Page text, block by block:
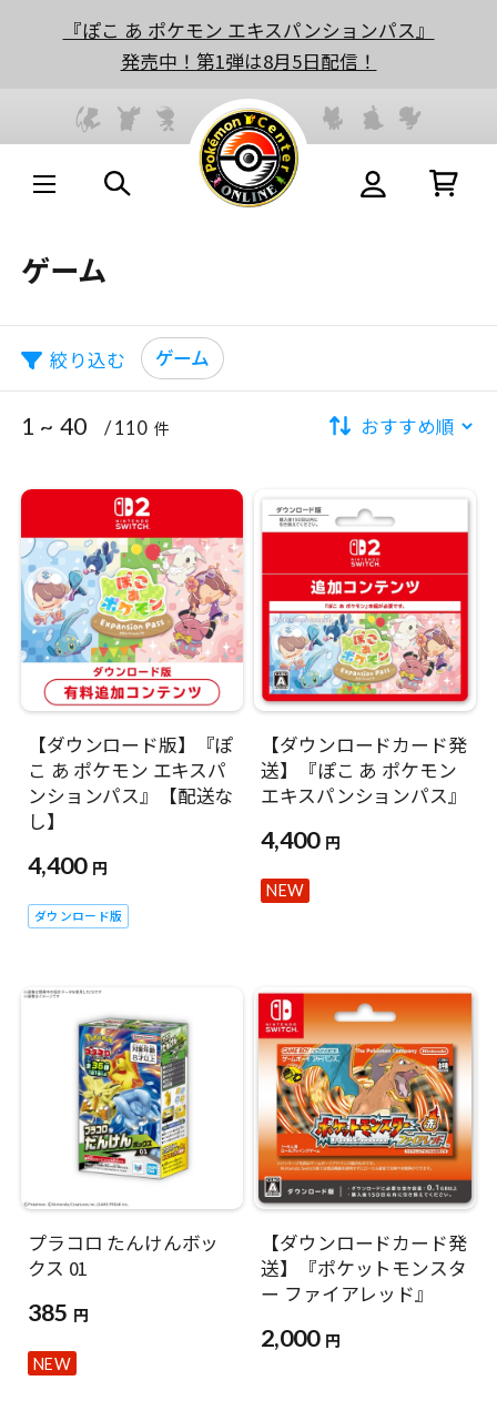
『ぽこ あ ポケモン エキスパンションパス』
発売中！第1弾は8月5日配信！
ゲーム
絞り込む ゲーム
1 ~ 40 / 110 件
【ダウンロード版】『ぽ
こ あ ポケモン エキスパ
ンションパス』【配送な
し】
4,400 円
ダウンロード版
【ダウンロードカード発
送】『ぽこ あ ポケモン
エキスパンションパス』
4,400 円
NEW
プラコロ たんけんボッ
クス 01
385 円
NEW
【ダウンロードカード発
送】『ポケットモンスタ
ー ファイアレッド』
2,000 円